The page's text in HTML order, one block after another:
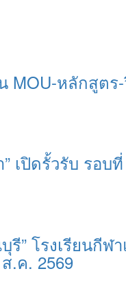
MOU-หลักสูต
เปิดรั้วรับ รอบ
รี” โรงเรียนกี
.ค. 2569